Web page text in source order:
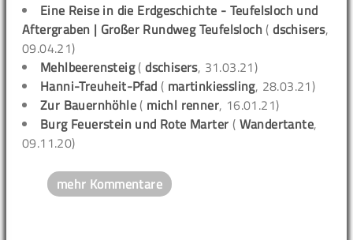
Eine Reise in die Erdgeschichte - Teufelsloch und
Aftergraben | Großer Rundweg Teufelsloch (dschisers,
09.04.21)
Mehlbeerensteig(dschisers, 31.03.21)
Hanni-Treuheit-Pfad ( martinkiessling, 28.03.21)
Zur Bauernhöhle ( michl renner, 16.01.21)
Burg Feuerstein und Rote Marter ( Wandertante,
09.11.20)
mehr Kommentare